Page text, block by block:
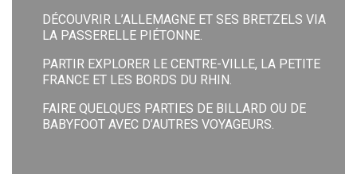
DÉCOUVRIR L’ALLEMAGNE ET SES BRETZELS VIA
LA PASSERELLE PIÉTONNE.
PARTIR EXPLORER LE CENTRE-VILLE, LA PETITE
FRANCE ET LES BORDS DU RHIN.
FAIRE QUELQUES PARTIES DE BILLARD OU DE
BABYFOOT AVEC D’AUTRES VOYAGEURS.